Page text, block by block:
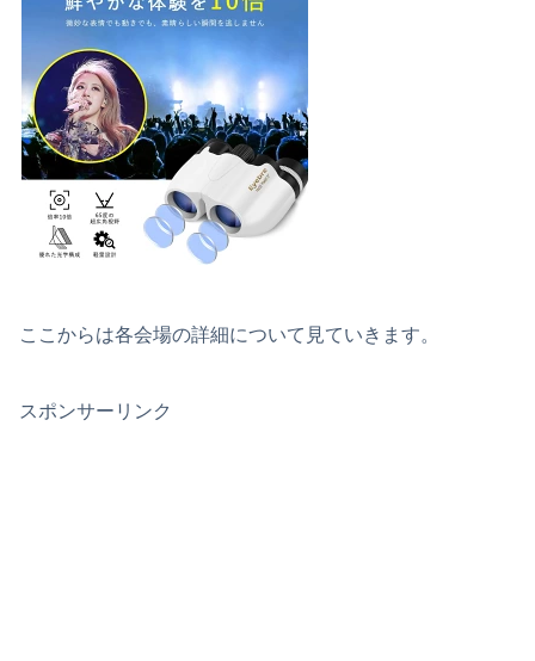
ここからは各会場の詳細について見ていきます。
スポンサーリンク